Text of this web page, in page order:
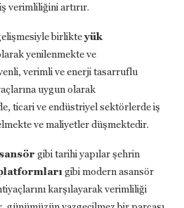
verimliliğini artırır.
birlikteyük
yenilenmekte ve
verimli ve enerji tasarruflu
uygun olarak
ticari ve endüstriyel sektörlerde iş
ve maliyetler düşmektedir.
gibi tarihi yapılar şehrin
gibi modern asansör
karşılayarak verimliliği